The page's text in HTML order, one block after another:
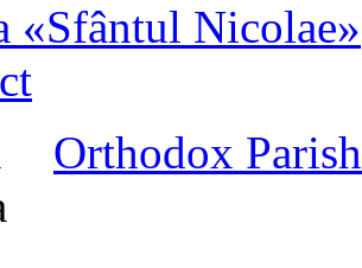
«Sfântul Nicolae»
Orthodox